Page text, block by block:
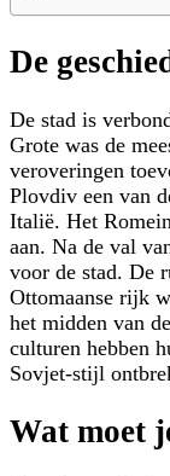
De
De stad is
Grote was de
veroveringen
Plovdiv een van
Italië. Het
aan. Na de val
voor de stad. De
Ottomaanse rijk
het midden van
culturen hebben
Sovjet-stijl
Wat moet